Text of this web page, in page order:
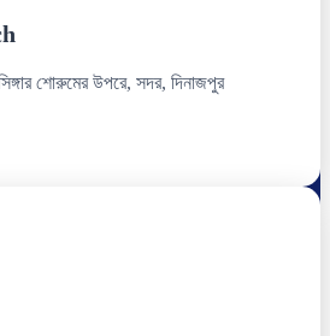
শোরুমের উপরে, সদর, দিনাজপুর